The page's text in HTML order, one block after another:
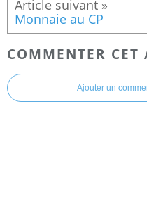
Monnaie au CP
COMMENTER CET
Ajouter un